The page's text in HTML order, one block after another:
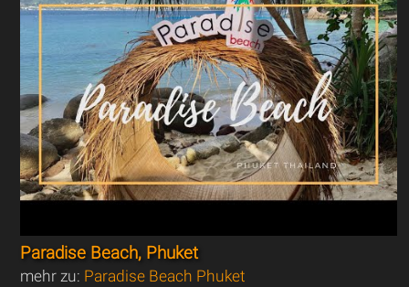
Paradise Beach, Phuket
mehr zu: Paradise Beach Phuket